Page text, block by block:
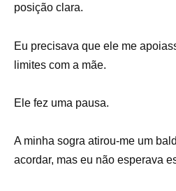
posição clara.
Eu precisava que ele me
limites com a mãe.
Ele fez uma pausa.
A minha sogra atirou-me um
acordar, mas eu não esperava